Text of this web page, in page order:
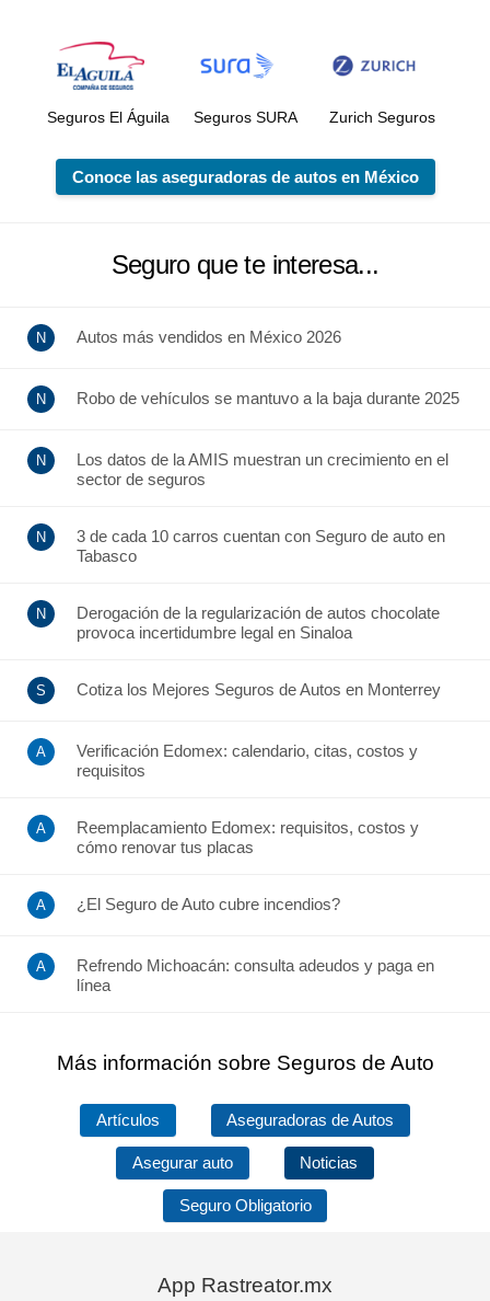
Seguros El Águila Seguros SURA Zurich Seguros
Conoce las aseguradoras de autos en México
Seguro que te interesa...
Autos más vendidos en México 2026
Robo de vehículos se mantuvo a la baja durante 2025
Los datos de la AMIS muestran un crecimiento en el
sector de seguros
3 de cada 10 carros cuentan con Seguro de auto en
Tabasco
Derogación de la regularización de autos chocolate
provoca incertidumbre legal en Sinaloa
Cotiza los Mejores Seguros de Autos en Monterrey
Verificación Edomex: calendario, citas, costos y
requisitos
Reemplacamiento Edomex: requisitos, costos y
cómo renovar tus placas
¿El Seguro de Auto cubre incendios?
Refrendo Michoacán: consulta adeudos y paga en
línea
Más información sobre Seguros de Auto
Artículos Aseguradoras de Autos
Asegurar auto Noticias
Seguro Obligatorio
App Rastreator.mx